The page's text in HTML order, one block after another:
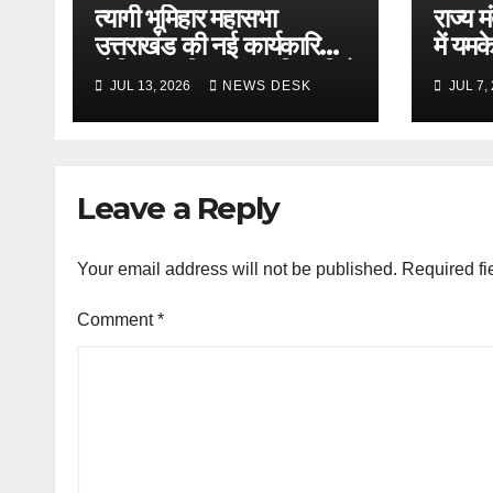
त्यागी भूमिहार महासभा
उत्तराखंड की नई कार्यकारिणी
घोषित, नवनियुक्त पदाधिकारियों
का हुआ सम्मान
JUL 13, 2026 NEWS DESK
राज्य
में
‘जन-
के JUL 7,
Leave a Reply
Your email address will not be published. Required
Comment*